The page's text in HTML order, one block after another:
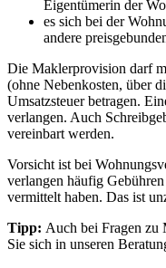
Eigentümerin der
es sich bei der
andere
Die Maklerprovision darf
(ohne Nebenkosten, über
Umsatzsteuer betragen.
verlangen. Auch
vereinbart werden.
Vorsicht ist bei
verlangen häufig
vermittelt haben. Das ist
Tipp: Auch bei Fragen zu
Sie sich in unseren